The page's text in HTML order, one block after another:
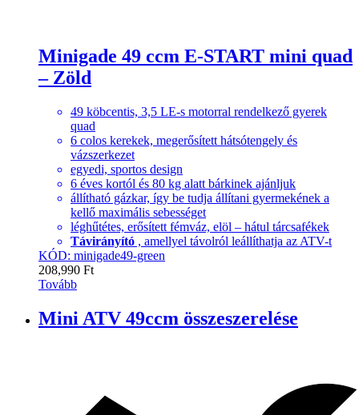
Minigade 49 ccm E-START mini quad
– Zöld
49 köbcentis, 3,5 LE-s motorral rendelkező gyerek
quad
6 colos kerekek, megerősített hátsótengely és
vázszerkezet
egyedi, sportos design
6 éves kortól és 80 kg alatt bárkinek ajánljuk
állítható gázkar, így be tudja állítani gyermekének a
kellő maximális sebességet
léghűtétes, erősített fémváz, elöl – hátul tárcsafékek
Távirányító , amellyel távolról leállíthatja az ATV-t
KÓD: minigade49-green
208,990 Ft
Tovább
Mini ATV 49ccm összeszerelése